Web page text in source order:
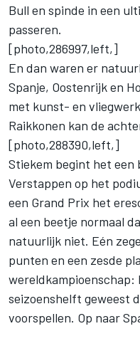
Bull en spinde in een
passeren.
[photo,286997,left,]
En dan waren er
Spanje, Oostenrijk en
met kunst- en
Raikkonen kan de
[photo,288390,left,]
Stiekem begint het een
Verstappen op het
een Grand Prix het
al een beetje normaal
natuurlijk niet. Eén
punten en een zesde
wereldkampioenschap:
seizoenshelft geweest
voorspellen. Op naar